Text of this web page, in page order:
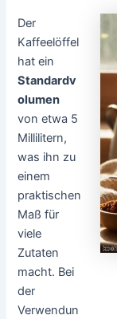
Der
Kaffeelöffel
hat ein
Standardv
olumen
von etwa 5
Millilitern,
was ihn zu
einem
praktischen
Maß für
viele
Zutaten
macht. Bei
der
Verwendun